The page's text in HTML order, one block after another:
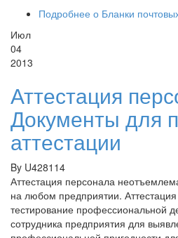
Подробнее о Бланки
Июл
04
2013
Аттестация
Документы для
аттестации
By U428114
Аттестация персонала
на любом предприятии.
тестирование профессиональной
сотрудника предприятия для